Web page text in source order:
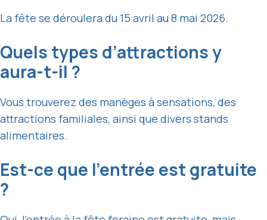
La fête se déroulera du 15 avril au 8 mai 2026.
Quels types d’attractions y
aura-t-il ?
Vous trouverez des manèges à sensations, des
attractions familiales, ainsi que divers stands
alimentaires.
Est-ce que l’entrée est gratuite
?